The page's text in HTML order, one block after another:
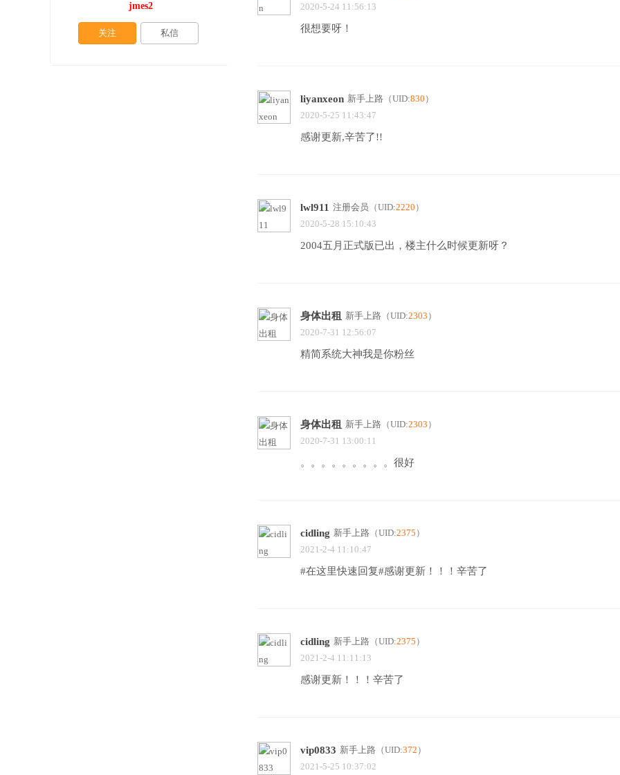
2020-5-24 11:56:13
很想要呀！
liyanxeon 新手上路 （UID:830 ）
2020-5-25 11:43:47
感谢更新,辛苦了!!
lwl911 注册会员 （UID:2220 ）
2020-5-28 15:10:43
2004五月正式版已出，楼主什么时候更新呀？
身体出租 新手上路 （UID:2303 ）
2020-7-31 12:56:07
精简系统大神我是你粉丝
身体出租 新手上路 （UID:2303 ）
2020-7-31 13:00:11
。。。。。。。。。很好
cidling 新手上路 （UID:2375 ）
2021-2-4 11:10:47
#在这里快速回复#感谢更新！！！辛苦了
cidling 新手上路 （UID:2375 ）
2021-2-4 11:11:13
感谢更新！！！辛苦了
vip0833 新手上路 （UID:372 ）
2021-5-25 10:37:02
jmes2
关注 私信